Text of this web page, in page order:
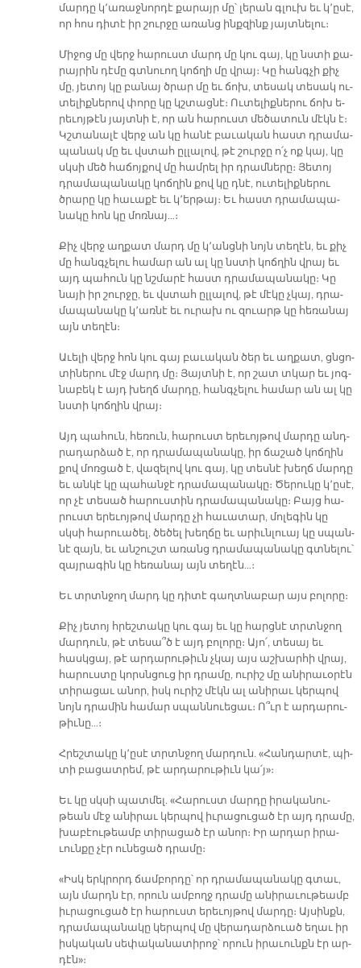
մար­դը կ՚ա­ռաջ­նոր­դէ քա­րայր մը՝ լե­րան գլուխ եւ կ՚ը­սէ,
որ հոս դի­տէ իր շուր­ջը ա­ռանց ինք­զինք յայտ­նե­լու։
Մի­ջոց մը վերջ հա­րուստ մարդ մը կու գայ, կը նստի քա­
րայ­րին դէ­մը գտնուող կոճ­ղի մը վրայ։ Կը հանգ­չի քիչ
մը, յե­տոյ կը բա­նայ ծրար մը եւ ճոխ, տե­սակ տե­սակ ու­
տե­լիք­նե­րով փո­րը կը կշտաց­նէ։ Ու­տե­լիք­նե­րու ճոխ ե­
րե­ւոյ­թէն յայտ­նի է, որ ան հա­րուստ մե­ծա­տուն մէկն է։
Կշտա­նա­լէ վերջ ան կը հա­նէ բա­ւա­կան հաստ դրա­մա­
պա­նակ մը եւ վստահ ըլ­լա­լով, թէ շուր­ջը ո՛չ ոք կայ, կը
սկսի մեծ հա­ճոյ­քով մը համ­րել իր դրամ­նե­րը։ Յե­տոյ
դրա­մա­պա­նա­կը կոճ­ղին քով կը դնէ, ու­տե­լիք­նե­րու
ծրա­րը կը հա­ւա­քէ եւ կ՚եր­թայ։ Եւ հաստ դրա­մա­պա­
նա­կը հոն կը մոռ­նայ…։
Քիչ վերջ աղ­քատ մարդ մը կ՚անց­նի նոյն տե­ղէն, եւ քիչ
մը հան­գչե­լու հա­մար ան ալ կը նստի կոճ­ղին վրայ եւ
այդ պա­հուն կը նշմա­րէ հաստ դրա­մա­պա­նա­կը։ Կը
նա­յի իր շուրջը, եւ վստահ ըլ­լա­լով, թէ մէ­կը չկայ, դրա­
մա­պա­նա­կը կ՚առ­նէ եւ ու­րախ ու զուարթ կը հե­ռա­նայ
այն տե­ղէն։
Ա­ւե­լի վերջ հոն կու գայ բա­ւա­կան ծեր եւ աղ­քատ, ցնցո­
տի­նե­րու մէջ մարդ մը։ Յայտ­նի է, որ շատ տկար եւ յոգ­
նա­բեկ է այդ խեղճ մար­դը, հանգ­չե­լու հա­մար ան ալ կը
նստի կոճ­ղին վրայ։
Այդ պա­հուն, հե­ռուն, հա­րուստ ե­րե­ւոյ­թով մար­դը անդ­
րա­դար­ձած է, որ դրա­մա­պա­նա­կը, իր ճա­շած կոճ­ղին
քով մոռ­ցած է, վա­զե­լով կու գայ, կը տես­նէ խեղճ մար­դը
եւ ան­կէ կը պա­հան­ջէ դրա­մա­պա­նա­կը։ Ծեր­ու­կը կ՚ը­սէ,
որ չէ տե­սած հա­րուս­տին դրա­մա­պա­նա­կը։ Բայց հա­
րուստ ե­րե­ւոյ­թով մար­դը չի հա­ւա­տար, մո­լե­գին կը
սկսի հա­րուա­ծել, ծե­ծել խեղ­ճը եւ ա­րիւն­լուայ կը սպան­
նէ զայն, եւ ան­շուշտ ա­ռանց դրա­մա­պա­նա­կը գտնե­լու՝
զայ­րա­գին կը հե­ռա­նայ այն տե­ղէն…։
Եւ տրտնջող մարդ կը դի­տէ գաղտ­նա­բար այս բո­լո­րը։
Քիչ յե­տոյ հրեշ­տա­կը կու գայ եւ կը հարց­նէ տրտնջող
մար­դուն, թէ տե­սա՞ծ է այդ բո­լո­րը։ Ա­յո՛, տե­սայ եւ
հասկ­ցայ, թէ ար­դա­րու­թիւն չկայ այս աշ­խար­հի վրայ,
հա­րուս­տը կորսն­ցուց իր դրա­մը, ու­րիշ մը ա­նի­րա­ւօ­րէն
տի­րա­ցաւ ա­նոր, իսկ ու­րիշ մէկն ալ ա­նի­րաւ կեր­պով
նոյն դրա­մին հա­մար սպան­նուե­ցաւ։ Ո՞ւր է ար­դա­րու­
թիւ­նը…։
Հրեշ­տա­կը կ՚ը­սէ տրտնջող մար­դուն. «Հան­դար­տէ, պի­
տի բա­ցատ­րեմ, թէ ար­դա­րու­թիւն կա՛յ»։
Եւ կը սկսի պատ­մել. «Հա­րուստ մար­դը ի­րա­կա­նու­
թեան մէջ ա­նի­րաւ կեր­պով իւ­րա­ցու­ցած էր այդ դրա­մը,
խա­բէու­թեամբ տի­րա­ցած էր ա­նոր։ Իր ար­դար ի­րա­
ւուն­քը չէր ու­նե­ցած դրա­մը։
«Իսկ երկ­րորդ ճամ­բոր­դը՝ որ դրա­մա­պա­նա­կը գտաւ,
այն մարդն էր, ո­րուն ամ­բողջ դրա­մը ա­նի­րա­ւու­թեամբ
իւ­րա­ցու­ցած էր հա­րուստ ե­րե­ւոյ­թով մար­դը։ Այ­սինքն,
դրա­մա­պա­նա­կը կեր­պով մը վե­րա­դար­ձուած ե­ղաւ իր
իս­կա­կան սե­փա­կա­նա­տի­րոջ՝ ո­րուն ի­րա­ւունքն էր ար­
դէն»։